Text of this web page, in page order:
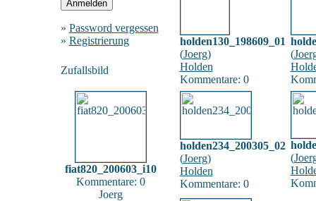
» Password vergessen
» Registrierung
Zufallsbild
fiat820_200603_i10
Kommentare: 0
Joerg
holden130_198609_01
(Joerg)
Holden
Kommentare: 0
(
holden234_200305_02
(Joerg)
Holden
Kommentare: 0
(